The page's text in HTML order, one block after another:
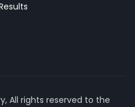
All rights reserved to the